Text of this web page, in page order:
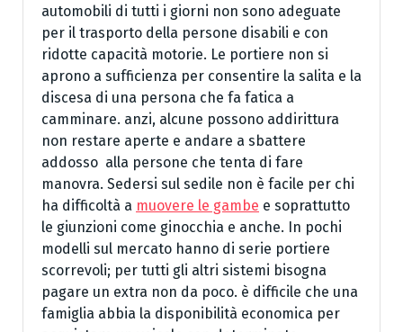
automobili di tutti i giorni non sono adeguate
per il trasporto della persone disabili e con
ridotte capacità motorie. Le portiere non si
aprono a sufficienza per consentire la salita e la
discesa di una persona che fa fatica a
camminare. anzi, alcune possono addirittura
non restare aperte e andare a sbattere
addosso alla persone che tenta di fare
manovra. Sedersi sul sedile non è facile per chi
ha difficoltà a muovere le gambe e soprattutto
le giunzioni come ginocchia e anche. In pochi
modelli sul mercato hanno di serie portiere
scorrevoli; per tutti gli altri sistemi bisogna
pagare un extra non da poco. è difficile che una
famiglia abbia la disponibilità economica per